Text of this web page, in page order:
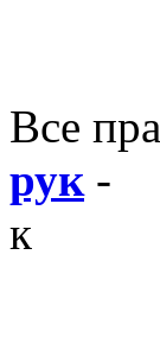
Все
рук-
к